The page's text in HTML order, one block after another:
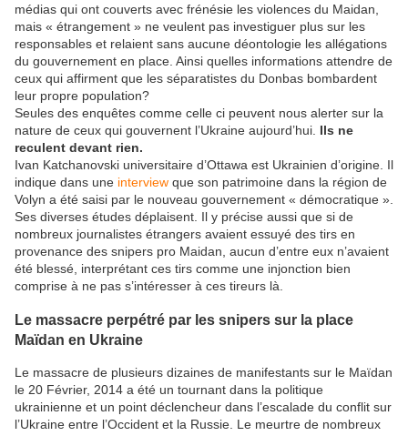
médias qui ont couverts avec frénésie les violences du Maidan,
mais « étrangement » ne veulent pas investiguer plus sur les
responsables et relaient sans aucune déontologie les allégations
du gouvernement en place. Ainsi quelles informations attendre de
ceux qui affirment que les séparatistes du Donbas bombardent
leur propre population?
Seules des enquêtes comme celle ci peuvent nous alerter sur la
nature de ceux qui gouvernent l’Ukraine aujourd’hui. Ils ne
reculent devant rien.
Ivan Katchanovski universitaire d’Ottawa est Ukrainien d’origine. Il
indique dans une interview que son patrimoine dans la région de
Volyn a été saisi par le nouveau gouvernement « démocratique ».
Ses diverses études déplaisent. Il y précise aussi que si de
nombreux journalistes étrangers avaient essuyé des tirs en
provenance des snipers pro Maidan, aucun d’entre eux n’avaient
été blessé, interprétant ces tirs comme une injonction bien
comprise à ne pas s’intéresser à ces tireurs là.
Le massacre perpétré par les snipers sur la place
Maïdan en Ukraine
Le massacre de plusieurs dizaines de manifestants sur le Maïdan
le 20 Février, 2014 a été un tournant dans la politique
ukrainienne et un point déclencheur dans l’escalade du conflit sur
l’Ukraine entre l’Occident et la Russie. Le meurtre de nombreux